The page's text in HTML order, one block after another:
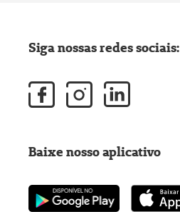
Siga nossas redes sociais:
Baixe nosso aplicativo